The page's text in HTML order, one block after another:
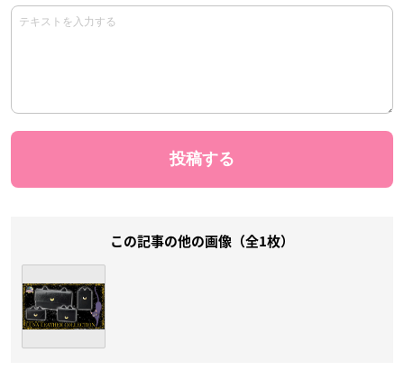
この記事の他の画像（全1枚）